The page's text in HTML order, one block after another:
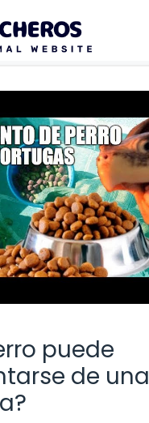
puede
de una